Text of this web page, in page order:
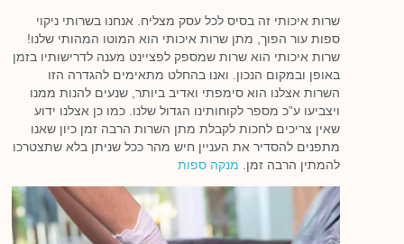
שרות איכותי זה בסיס לכל עסק מצליח. אנחנו בשרותי ניקוי
ספות עור הפוך, מתן שרות איכותי הוא המוטו המהותי שלנו!
שרות איכותי הוא שרות שמספק לפציינט מענה לדרישותיו בזמן
באופן ובמקום הנכון. ואנו בהחלט מתאימים להגדרה הזו
השרות אצלנו הוא סימפתי ואדיב ביותר, שנעים להנות ממנו
ויצביעו ע”כ מספר לקוחותינו הגדול שלנו. כמו כן אצלנו ידוע
שאין צריכים לחכות לקבלת מתן השרות הרבה זמן כיון שאנו
מתפנים להסדיר את העניין חיש מהר ככל שניתן בלא שתצטרכו
להמתין הרבה זמן. מנקה ספות